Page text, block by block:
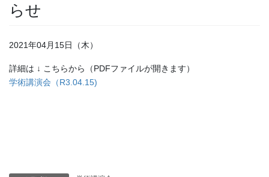
らせ
2021年04月15日（木）
詳細は ↓ こちらから（PDFファイルが開きます）
学術講演会（R3.04.15)